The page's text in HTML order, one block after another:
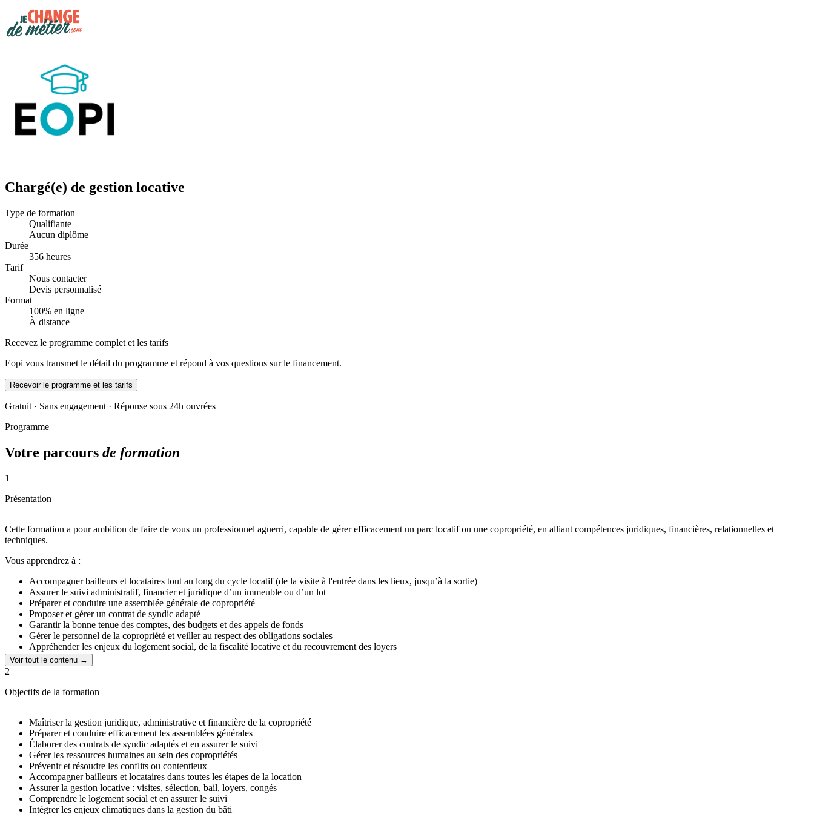
Chargé(e) de gestion locative
Type de formation
Qualifiante
Aucun diplôme
Durée
356 heures
Tarif
Nous contacter
Devis personnalisé
Format
100% en ligne
À distance
Recevez le programme complet et les tarifs
Eopi vous transmet le détail du programme et répond à vos questions sur le financement.
Recevoir le programme et les tarifs
Gratuit · Sans engagement · Réponse sous 24h ouvrées
Programme
Votre parcours de formation
1
Présentation
Cette formation a pour ambition de faire de vous un professionnel aguerri, capable de gérer efficacement un parc locatif ou une copropriété, en alliant compétences juridiques, financières, relationnelles et
techniques.
Vous apprendrez à :
Accompagner bailleurs et locataires tout au long du cycle locatif (de la visite à l'entrée dans les lieux, jusqu’à la sortie)
Assurer le suivi administratif, financier et juridique d’un immeuble ou d’un lot
Préparer et conduire une assemblée générale de copropriété
Proposer et gérer un contrat de syndic adapté
Garantir la bonne tenue des comptes, des budgets et des appels de fonds
Gérer le personnel de la copropriété et veiller au respect des obligations sociales
Appréhender les enjeux du logement social, de la fiscalité locative et du recouvrement des loyers
Prévenir et traiter les contentieux au sein de la copropriété ou de la gestion locative
Intégrer les enjeux climatiques et conseiller sur la rénovation ou l’adaptation du bâti
Voir tout le contenu →
2
Objectifs de la formation
Maîtriser la gestion juridique, administrative et financière de la copropriété
Préparer et conduire efficacement les assemblées générales
Élaborer des contrats de syndic adaptés et en assurer le suivi
Gérer les ressources humaines au sein des copropriétés
Prévenir et résoudre les conflits ou contentieux
Accompagner bailleurs et locataires dans toutes les étapes de la location
Assurer la gestion locative : visites, sélection, bail, loyers, congés
Comprendre le logement social et en assurer le suivi
Intégrer les enjeux climatiques dans la gestion du bâti